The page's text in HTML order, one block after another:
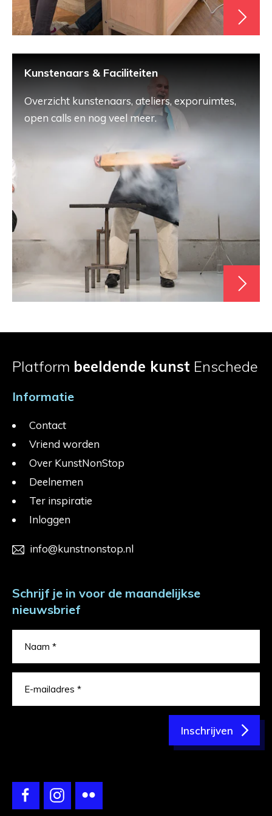
Kunstenaars & Faciliteiten
Overzicht kunstenaars, ateliers, exporuimtes,
open calls en nog veel meer.
Platform beeldende kunst Enschede
Informatie
Contact
Vriend worden
Over KunstNonStop
Deelnemen
Ter inspiratie
Inloggen
info@kunstnonstop.nl
Schrijf je in voor de maandelijkse
nieuwsbrief
Inschrijven